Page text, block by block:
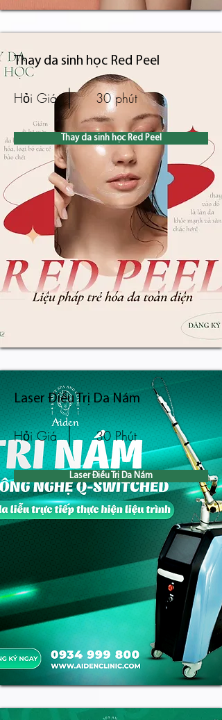
Thay da sinh học Red Peel
Hỏi Giá 30 phút
Thay da sinh học Red Peel
Laser Điều Trị Da Nám
Hỏi Giá 30 Phút
Laser Điều Trị Da Nám